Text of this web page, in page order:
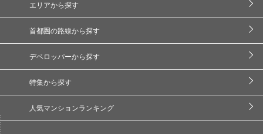
エリアから探す
首都圏の路線から探す
デベロッパーから探す
特集から探す
人気マンションランキング